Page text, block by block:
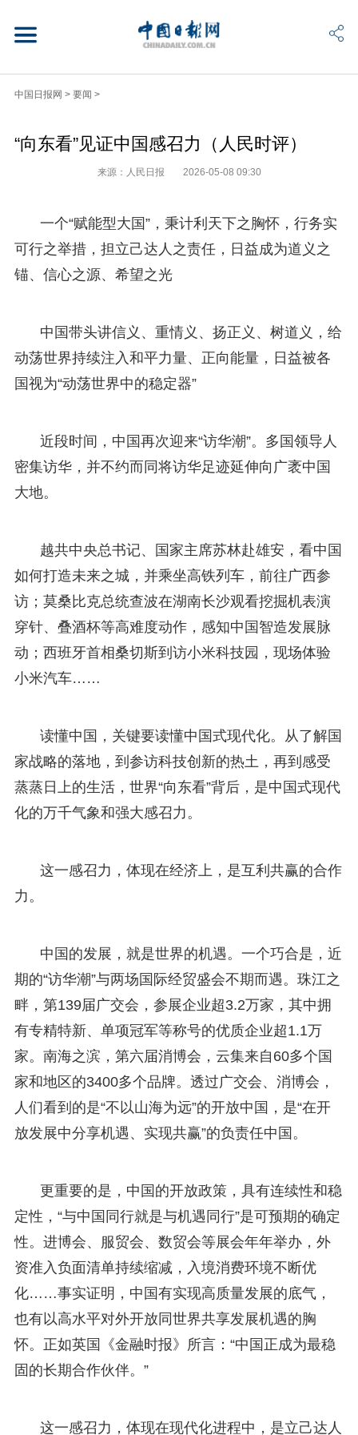
中国日报网 > 要闻 >
“向东看”见证中国感召力（人民时评）
来源：人民日报 2026-05-08 09:30
一个“赋能型大国”，秉计利天下之胸怀，行务实
可行之举措，担立己达人之责任，日益成为道义之
锚、信心之源、希望之光
中国带头讲信义、重情义、扬正义、树道义，给
动荡世界持续注入和平力量、正向能量，日益被各
国视为“动荡世界中的稳定器”
近段时间，中国再次迎来“访华潮”。多国领导人
密集访华，并不约而同将访华足迹延伸向广袤中国
大地。
越共中央总书记、国家主席苏林赴雄安，看中国
如何打造未来之城，并乘坐高铁列车，前往广西参
访；莫桑比克总统查波在湖南长沙观看挖掘机表演
穿针、叠酒杯等高难度动作，感知中国智造发展脉
动；西班牙首相桑切斯到访小米科技园，现场体验
小米汽车……
读懂中国，关键要读懂中国式现代化。从了解国
家战略的落地，到参访科技创新的热土，再到感受
蒸蒸日上的生活，世界“向东看”背后，是中国式现代
化的万千气象和强大感召力。
这一感召力，体现在经济上，是互利共赢的合作
力。
中国的发展，就是世界的机遇。一个巧合是，近
期的“访华潮”与两场国际经贸盛会不期而遇。珠江之
畔，第139届广交会，参展企业超3.2万家，其中拥
有专精特新、单项冠军等称号的优质企业超1.1万
家。南海之滨，第六届消博会，云集来自60多个国
家和地区的3400多个品牌。透过广交会、消博会，
人们看到的是“不以山海为远”的开放中国，是“在开
放发展中分享机遇、实现共赢”的负责任中国。
更重要的是，中国的开放政策，具有连续性和稳
定性，“与中国同行就是与机遇同行”是可预期的确定
性。进博会、服贸会、数贸会等展会年年举办，外
资准入负面清单持续缩减，入境消费环境不断优
化……事实证明，中国有实现高质量发展的底气，
也有以高水平对外开放同世界共享发展机遇的胸
怀。正如英国《金融时报》所言：“中国正成为最稳
固的长期合作伙伴。”
这一感召力，体现在现代化进程中，是立己达人